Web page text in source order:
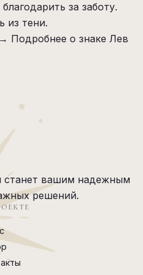
за заботу.
из тени.
Подробнее о знаке Лев
станет вашим надежным
решений.